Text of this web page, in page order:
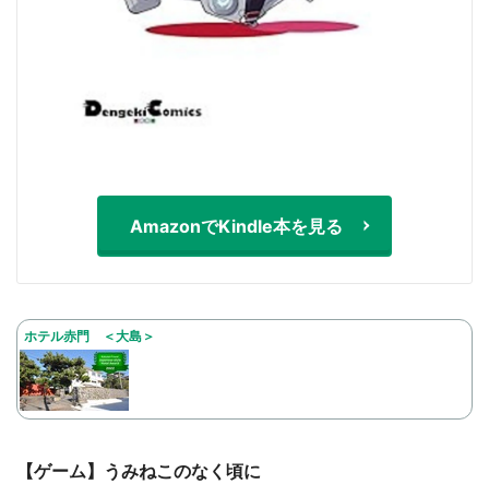
AmazonでKindle本を見る
ホテル赤門 ＜大島＞
【ゲーム】うみねこのなく頃に